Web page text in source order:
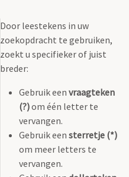
Door leestekens in uw
zoekopdracht te gebruiken,
zoekt u specifieker of juist
breder:
Gebruik een vraagteken
(?)om één letter te
vervangen.
Gebruik een sterretje (*)
om meer letters te
vervangen.